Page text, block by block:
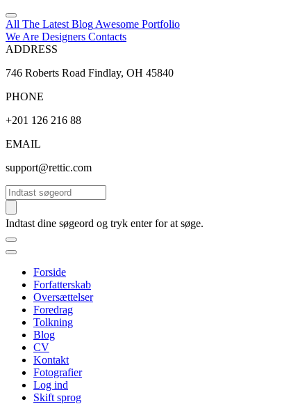
All The Latest Blog Awesome Portfolio
We Are Designers Contacts
ADDRESS
746 Roberts Road Findlay, OH 45840
PHONE
+201 126 216 88
EMAIL
support@rettic.com
Søg
Indtast dine søgeord og tryk enter for at søge.
Forside
Forfatterskab
Oversættelser
Foredrag
Tolkning
Blog
CV
Kontakt
Fotografier
Log ind
Skift sprog